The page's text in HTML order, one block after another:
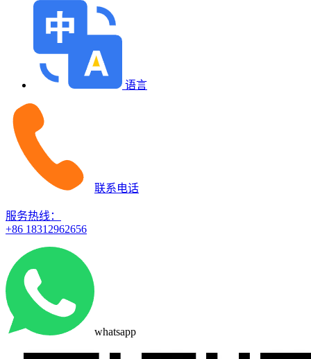
语言
联系电话
服务热线：
+86 18312962656
whatsapp